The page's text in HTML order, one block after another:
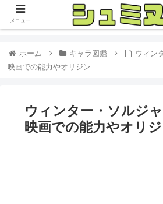
ホーム キャラ図鑑
ウィン
映画での能力やオリジン
ウィンター・ソルジ
映画での能力やオリ
メニュー